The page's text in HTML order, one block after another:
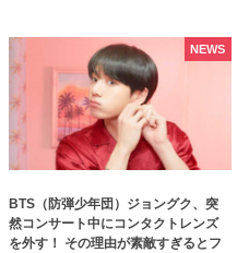
BTS（防弾少年団）ジョングク、突
然コンサート中にコンタクトレンズ
を外す！ その理由が素敵すぎるとフ
NEWS